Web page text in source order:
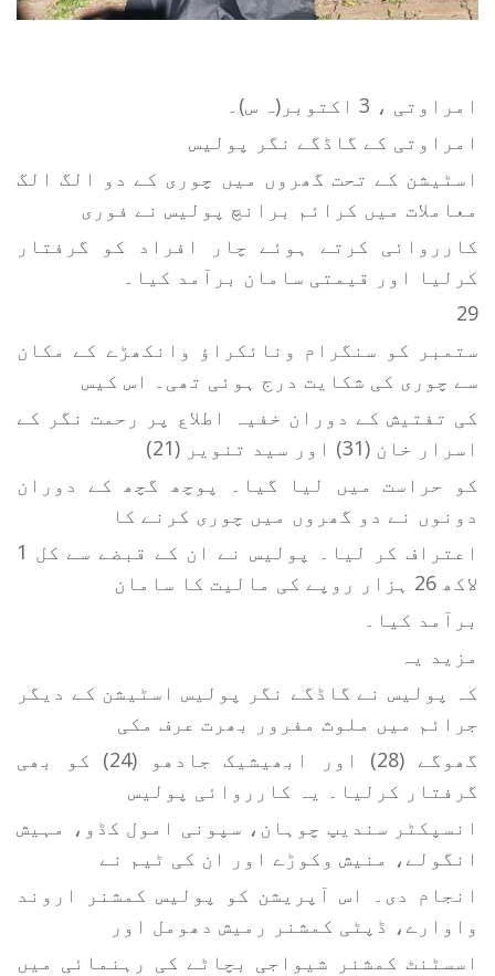
امراوتی ، 3 اکتوبر(ہ س)۔
امراوتی کے گاڈگے نگر پولیس
اسٹیشن کے تحت گھروں میں چوری کے دو الگ الگ
معاملات میں کرائم برانچ پولیس نے فوری
کارروائی کرتے ہوئے چار افراد کو گرفتار
کرلیا اور قیمتی سامان برآمد کیا۔
29
ستمبر کو سنگرام ونائکراؤ وانکھڑے کے مکان
سے چوری کی شکایت درج ہوئی تھی۔ اس کیس
کی تفتیش کے دوران خفیہ اطلاع پر رحمت نگر کے
اسرار خان (31) اور سید تنویر (21)
کو حراست میں لیا گیا۔ پوچھ گچھ کے دوران
دونوں نے دو گھروں میں چوری کرنے کا
اعتراف کر لیا۔ پولیس نے ان کے قبضے سے کل 1
لاکھ 26 ہزار روپے کی مالیت کا سامان
برآمد کیا۔
مزید یہ
کہ پولیس نے گاڈگے نگر پولیس اسٹیشن کے دیگر
جرائم میں ملوث مفرور بھرت عرف مکی
گھوگے (28) اور ابھیشیک جادھو (24) کو بھی
گرفتار کرلیا۔ یہ کارروائی پولیس
انسپکٹر سندیپ چوہان، سپونی امول کڈو، مہیش
انگولے، منیش وکوڑے اور ان کی ٹیم نے
انجام دی۔ اس آپریشن کو پولیس کمشنر اروند
واوارے، ڈپٹی کمشنر رمیش دھومل اور
اسسٹنٹ کمشنر شیواجی بچاٹے کی رہنمائی میں